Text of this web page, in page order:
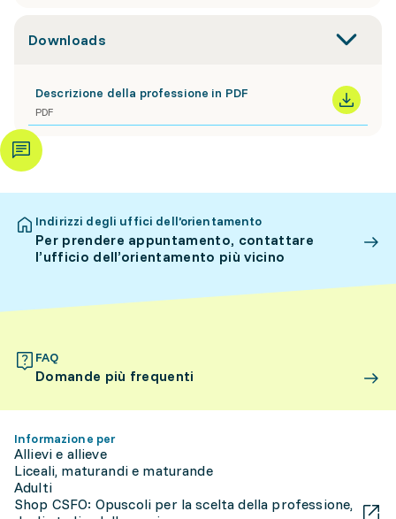
Downloads
Descrizione della professione in PDF
PDF
Indirizzi degli uffici dell’orientamento
Per prendere appuntamento, contattare
l’ufficio dell’orientamento più vicino
FAQ
Domande più frequenti
Informazione per
Allievi e allieve
Liceali, maturandi e maturande
Adulti
Shop CSFO: Opuscoli per la scelta della professione,